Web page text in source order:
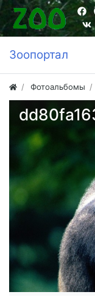
Зоопортал
Фотоальбомы